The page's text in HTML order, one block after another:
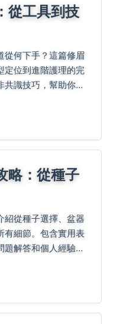
從工具到技
從何下手？這篇修眉
定位到進階護理的完
識技巧，幫助你避
略：從種子
紹從種子選擇、盆器
有細節。包含實用表
解答和個人經驗分